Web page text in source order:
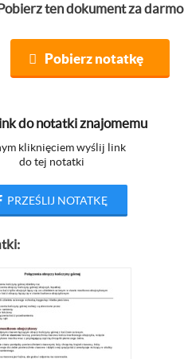
ten dokument za darmo
Pobierz notatkę
do notatki znajomemu
kliknięciem wyślij link
do tej notatki
PRZEŚLIJ NOTATKĘ